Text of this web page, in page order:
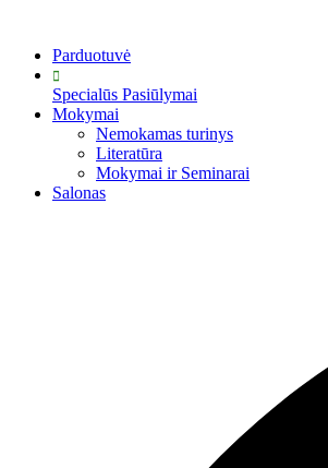
turinio Parduotuvė
Specialūs Pasiūlymai
Mokymai
Nemokamas turinys
Literatūra
Mokymai ir Seminarai
Salonas